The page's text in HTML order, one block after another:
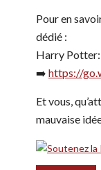
Pour en
dédié :
Harry
➡️ https://
Et vous,
mauvaise